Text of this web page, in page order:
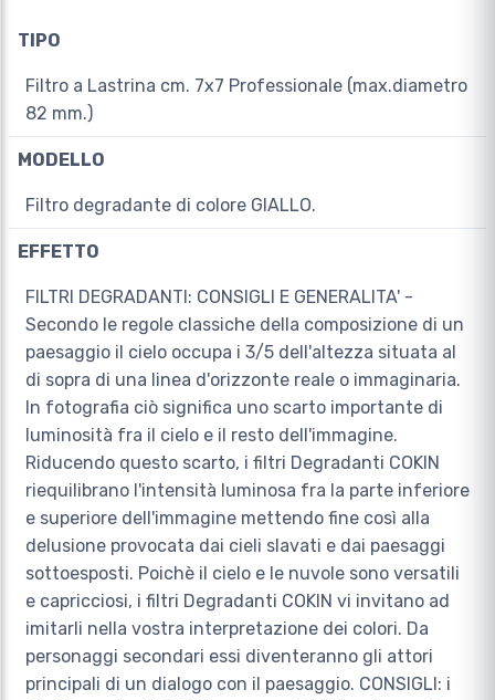
TIPO
Filtro a Lastrina cm. 7x7 Professionale (max.diametro
82 mm.)
MODELLO
Filtro degradante di colore GIALLO.
EFFETTO
FILTRI DEGRADANTI: CONSIGLI E GENERALITA' -
Secondo le regole classiche della composizione di un
paesaggio il cielo occupa i 3/5 dell'altezza situata al
di sopra di una linea d'orizzonte reale o immaginaria.
In fotografia ciò significa uno scarto importante di
luminosità fra il cielo e il resto dell'immagine.
Riducendo questo scarto, i filtri Degradanti COKIN
riequilibrano l'intensità luminosa fra la parte inferiore
e superiore dell'immagine mettendo fine così alla
delusione provocata dai cieli slavati e dai paesaggi
sottoesposti. Poichè il cielo e le nuvole sono versatili
e capricciosi, i filtri Degradanti COKIN vi invitano ad
imitarli nella vostra interpretazione dei colori. Da
personaggi secondari essi diventeranno gli attori
principali di un dialogo con il paesaggio. CONSIGLI: i